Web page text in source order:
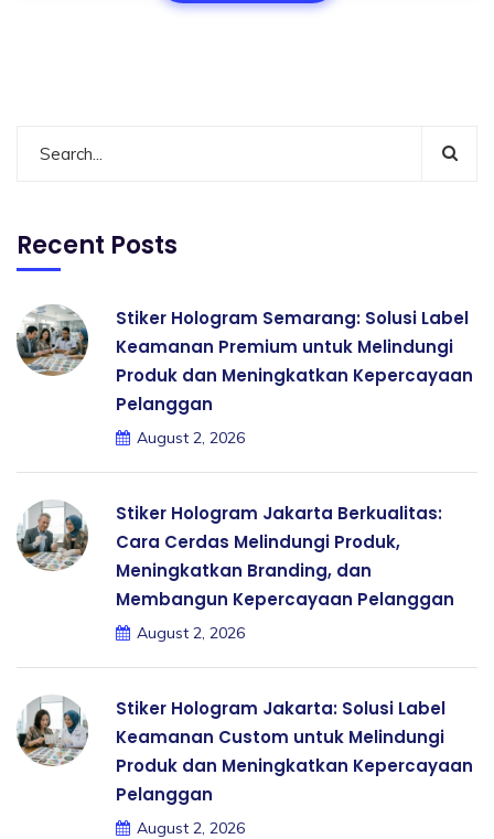
Recent Posts
Stiker Hologram Semarang: Solusi Label
Keamanan Premium untuk Melindungi
Produk dan Meningkatkan Kepercayaan
Pelanggan
August 2, 2026
Stiker Hologram Jakarta Berkualitas:
Cara Cerdas Melindungi Produk,
Meningkatkan Branding, dan
Membangun Kepercayaan Pelanggan
August 2, 2026
Stiker Hologram Jakarta: Solusi Label
Keamanan Custom untuk Melindungi
Produk dan Meningkatkan Kepercayaan
Pelanggan
August 2, 2026